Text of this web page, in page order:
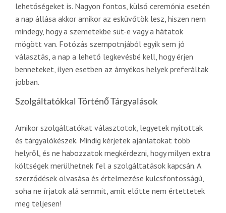
lehetőségeket is. Nagyon fontos, külső ceremónia esetén
a nap állása akkor amikor az esküvőtök lesz, hiszen nem
mindegy, hogy a szemetekbe süt-e vagy a hátatok
mögött van. Fotózás szempotnjából egyik sem jó
választás, a nap a lehető legkevésbé kell, hogy érjen
benneteket, ilyen esetben az árnyékos helyek preferáltak
jobban.
Szolgáltatókkal Történő Tárgyalások
Amikor szolgáltatókat választotok, legyetek nyitottak
és tárgyalókészek. Mindig kérjetek ajánlatokat több
helyről, és ne habozzatok megkérdezni, hogy milyen extra
költségek merülhetnek fel a szolgáltatások kapcsán. A
szerződések olvasása és értelmezése kulcsfontosságú,
soha ne írjatok alá semmit, amit előtte nem értettetek
meg teljesen!